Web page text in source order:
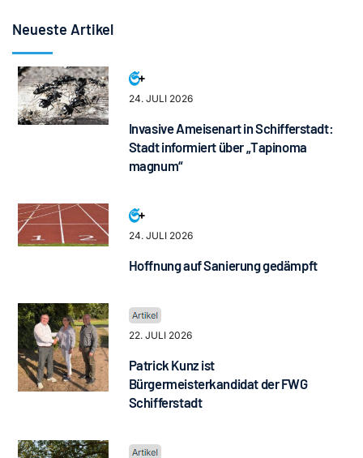
Neueste Artikel
24. JULI 2026
Invasive Ameisenart in Schifferstadt:
Stadt informiert über „Tapinoma
magnum“
24. JULI 2026
Hoffnung auf Sanierung gedämpft
22. JULI 2026
Patrick Kunz ist
Bürgermeisterkandidat der FWG
Schifferstadt